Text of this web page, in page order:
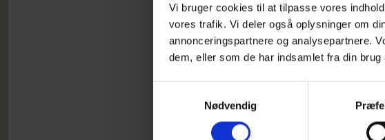
Vi bruger cookies til at tilpasse vores
vores trafik. Vi deler også oplysninger om
annonceringspartnere og analysepartnere.
dem, eller som de har indsamlet fra din brug
Nødvendig